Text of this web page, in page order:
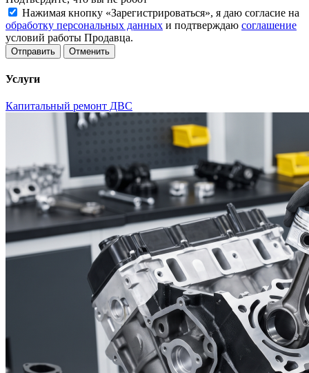
Нажимая кнопку «Зарегистрироваться», я даю согласие на
обработку персональных данных и подтверждаю соглашение
условий работы Продавца.
Отменить
Услуги
Капитальный ремонт ДВС